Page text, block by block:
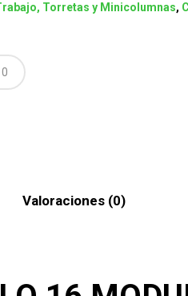
Torretas y Minicolumnas,
0
Valoraciones (0)